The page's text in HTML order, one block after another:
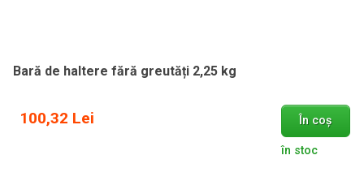
Bară de haltere fără greutăți 2,25 kg
100,32 Lei În coș
în stoc